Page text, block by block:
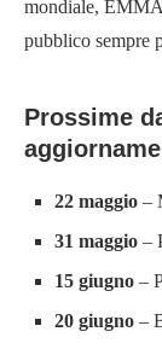
mondiale, EMMA
pubblico sempre
Prossime
22 maggio –
31 maggio –
15 giugno –
20 giugno –